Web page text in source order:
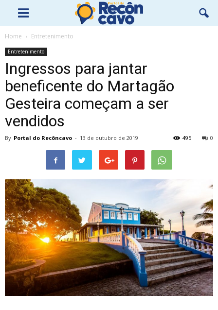
Home Entretenimento
Entretenimento
Ingressos para jantar
beneficente do Martagão
Gesteira começam a ser
vendidos
By Portal do Recôncavo - 13 de outubro de 2019 0
495